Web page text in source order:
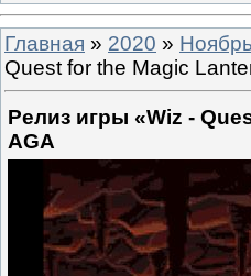
Главная » 2020 » Ноябрь
Quest for the Magic
Релиз игры «Wiz -
AGA